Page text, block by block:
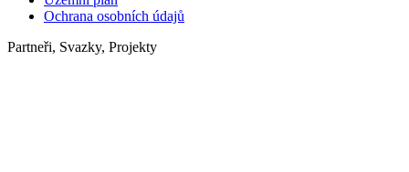
Ochrana osobních údajů
Partneři, Svazky, Projekty